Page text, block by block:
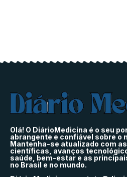
Olá! O DiárioMedicina é o seu
abrangente e confiável sobre o
Mantenha-se atualizado com
científicas, avanços
saúde, bem-estar e as
no Brasil e no mundo.